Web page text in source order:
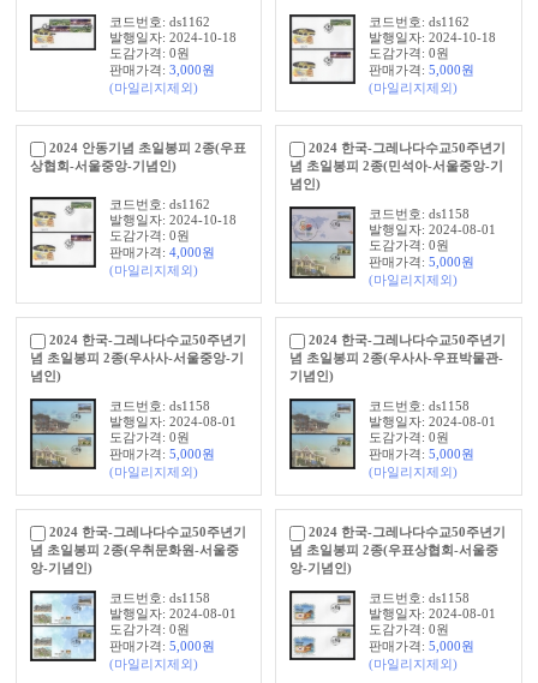
코드번호: ds1162
발행일자: 2024-10-18
도감가격: 0원
판매가격: 3,000원
(마일리지제외)
코드번호: ds1162
발행일자: 2024-10-18
도감가격: 0원
판매가격: 5,000원
(마일리지제외)
2024 안동기념 초일봉피 2종(우표
상협회-서울중앙-기념인)
코드번호: ds1162
발행일자: 2024-10-18
도감가격: 0원
판매가격: 4,000원
(마일리지제외)
2024 한국-그레나다수교50주년기
념 초일봉피 2종(민석아-서울중앙-기
념인)
코드번호: ds1158
발행일자: 2024-08-01
도감가격: 0원
판매가격: 5,000원
(마일리지제외)
2024 한국-그레나다수교50주년기
념 초일봉피 2종(우사사-서울중앙-기
념인)
코드번호: ds1158
발행일자: 2024-08-01
도감가격: 0원
판매가격: 5,000원
(마일리지제외)
2024 한국-그레나다수교50주년기
념 초일봉피 2종(우사사-우표박물관-
기념인)
코드번호: ds1158
발행일자: 2024-08-01
도감가격: 0원
판매가격: 5,000원
(마일리지제외)
2024 한국-그레나다수교50주년기
념 초일봉피 2종(우취문화원-서울중
앙-기념인)
코드번호: ds1158
발행일자: 2024-08-01
도감가격: 0원
판매가격: 5,000원
(마일리지제외)
2024 한국-그레나다수교50주년기
념 초일봉피 2종(우표상협회-서울중
앙-기념인)
코드번호: ds1158
발행일자: 2024-08-01
도감가격: 0원
판매가격: 5,000원
(마일리지제외)